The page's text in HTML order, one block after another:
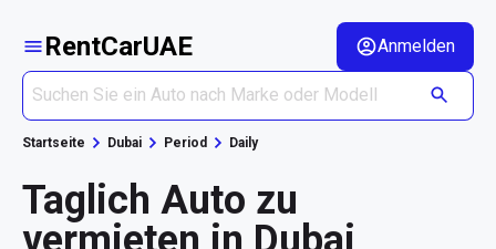
RentCarUAE Anmelden
Startseite Dubai Period Daily
Taglich Auto zu
vermieten in Dubai